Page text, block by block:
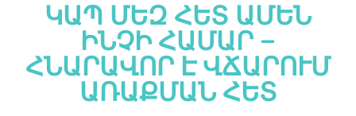
ԿԱՊ ՄԵԶ ՀԵՏ ԱՄԵՆ
ԻՆՉԻ ՀԱՄԱՐ –
ՀՆԱՐԱՎՈՐ Է ՎՃԱՐՈՒՄ
ԱՌԱՔՄԱՆ ՀԵՏ